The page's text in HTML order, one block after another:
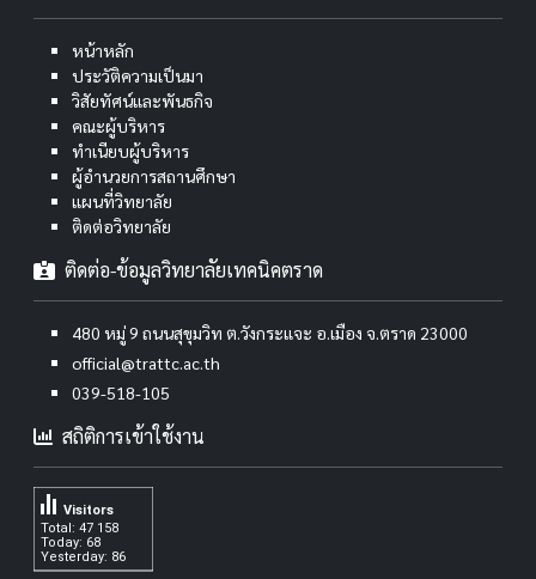
หน้าหลัก
ประวัติความเป็นมา
วิสัยทัศน์และพันธกิจ
คณะผู้บริหาร
ทำเนียบผู้บริหาร
ผู้อำนวยการสถานศึกษา
แผนที่วิทยาลัย
ติดต่อวิทยาลัย
ติดต่อ-ข้อมูลวิทยาลัยเทคนิคตราด
480 หมู่ 9 ถนนสุขุมวิท ต.วังกระแจะ อ.เมือง จ.ตราด 23000
official@trattc.ac.th
039-518-105
สถิติการเข้าใช้งาน
Total: 47 158
Today: 68
Yesterday: 86
Visitors